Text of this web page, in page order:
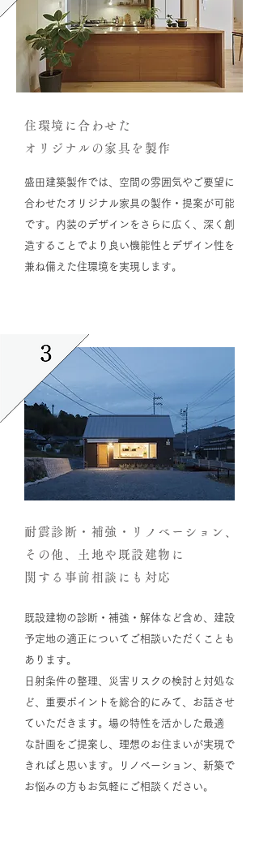
住環境に合わせた
オリジナルの家具を製作
盛田建築製作では、空間の雰囲気やご要望に
合わせたオリジナル家具の製作・提案が可能
です。内装のデザインをさらに広く、深く創
造することでより良い機能性とデザイン性を
兼ね備えた住環境を実現します。
耐震診断・補強・リノベーション、
その他、土地や既設建物に
関する事前相談にも対応
既設建物の診断・補強・解体など含め、建設
予定地の適正についてご相談いただくことも
あります。
日射条件の整理、災害リスクの検討と対処な
ど、重要ポイントを総合的にみて、お話させ
ていただきます。場の特性を活かした最適
な計画をご提案し、理想のお住まいが実現で
きればと思います。リノベーション、新築で
お悩みの方もお気軽にご相談ください。